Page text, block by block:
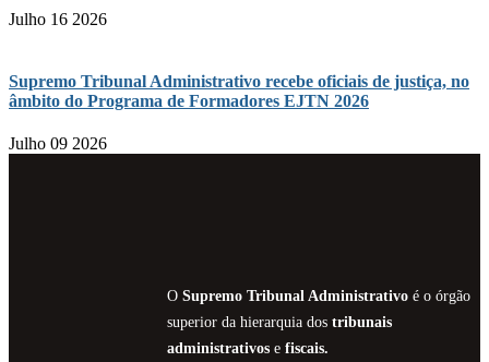
Julho 16 2026
Supremo Tribunal Administrativo recebe oficiais de justiça, no
âmbito do Programa de Formadores EJTN 2026
Julho 09 2026
O Supremo Tribunal Administrativoé o órgão
superior da hierarquia dos tribunais
administrativose fiscais.